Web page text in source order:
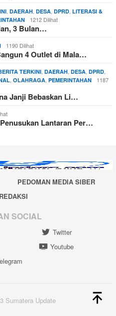
DAERAH DESA DPRD LITERASI &
1212 Dilihat
3 Bulan…
1190 Dilihat
4 Outlet di Mala…
TERKINI DAERAH DESA DPRD
OLAHRAGA PEMERINTAHAN
1187
Janji Bebaskan Li…
Lantaran Per…
PEDOMAN MEDIA SIBER
SOCIAL
Twitter
Youtube
Sumatera Update